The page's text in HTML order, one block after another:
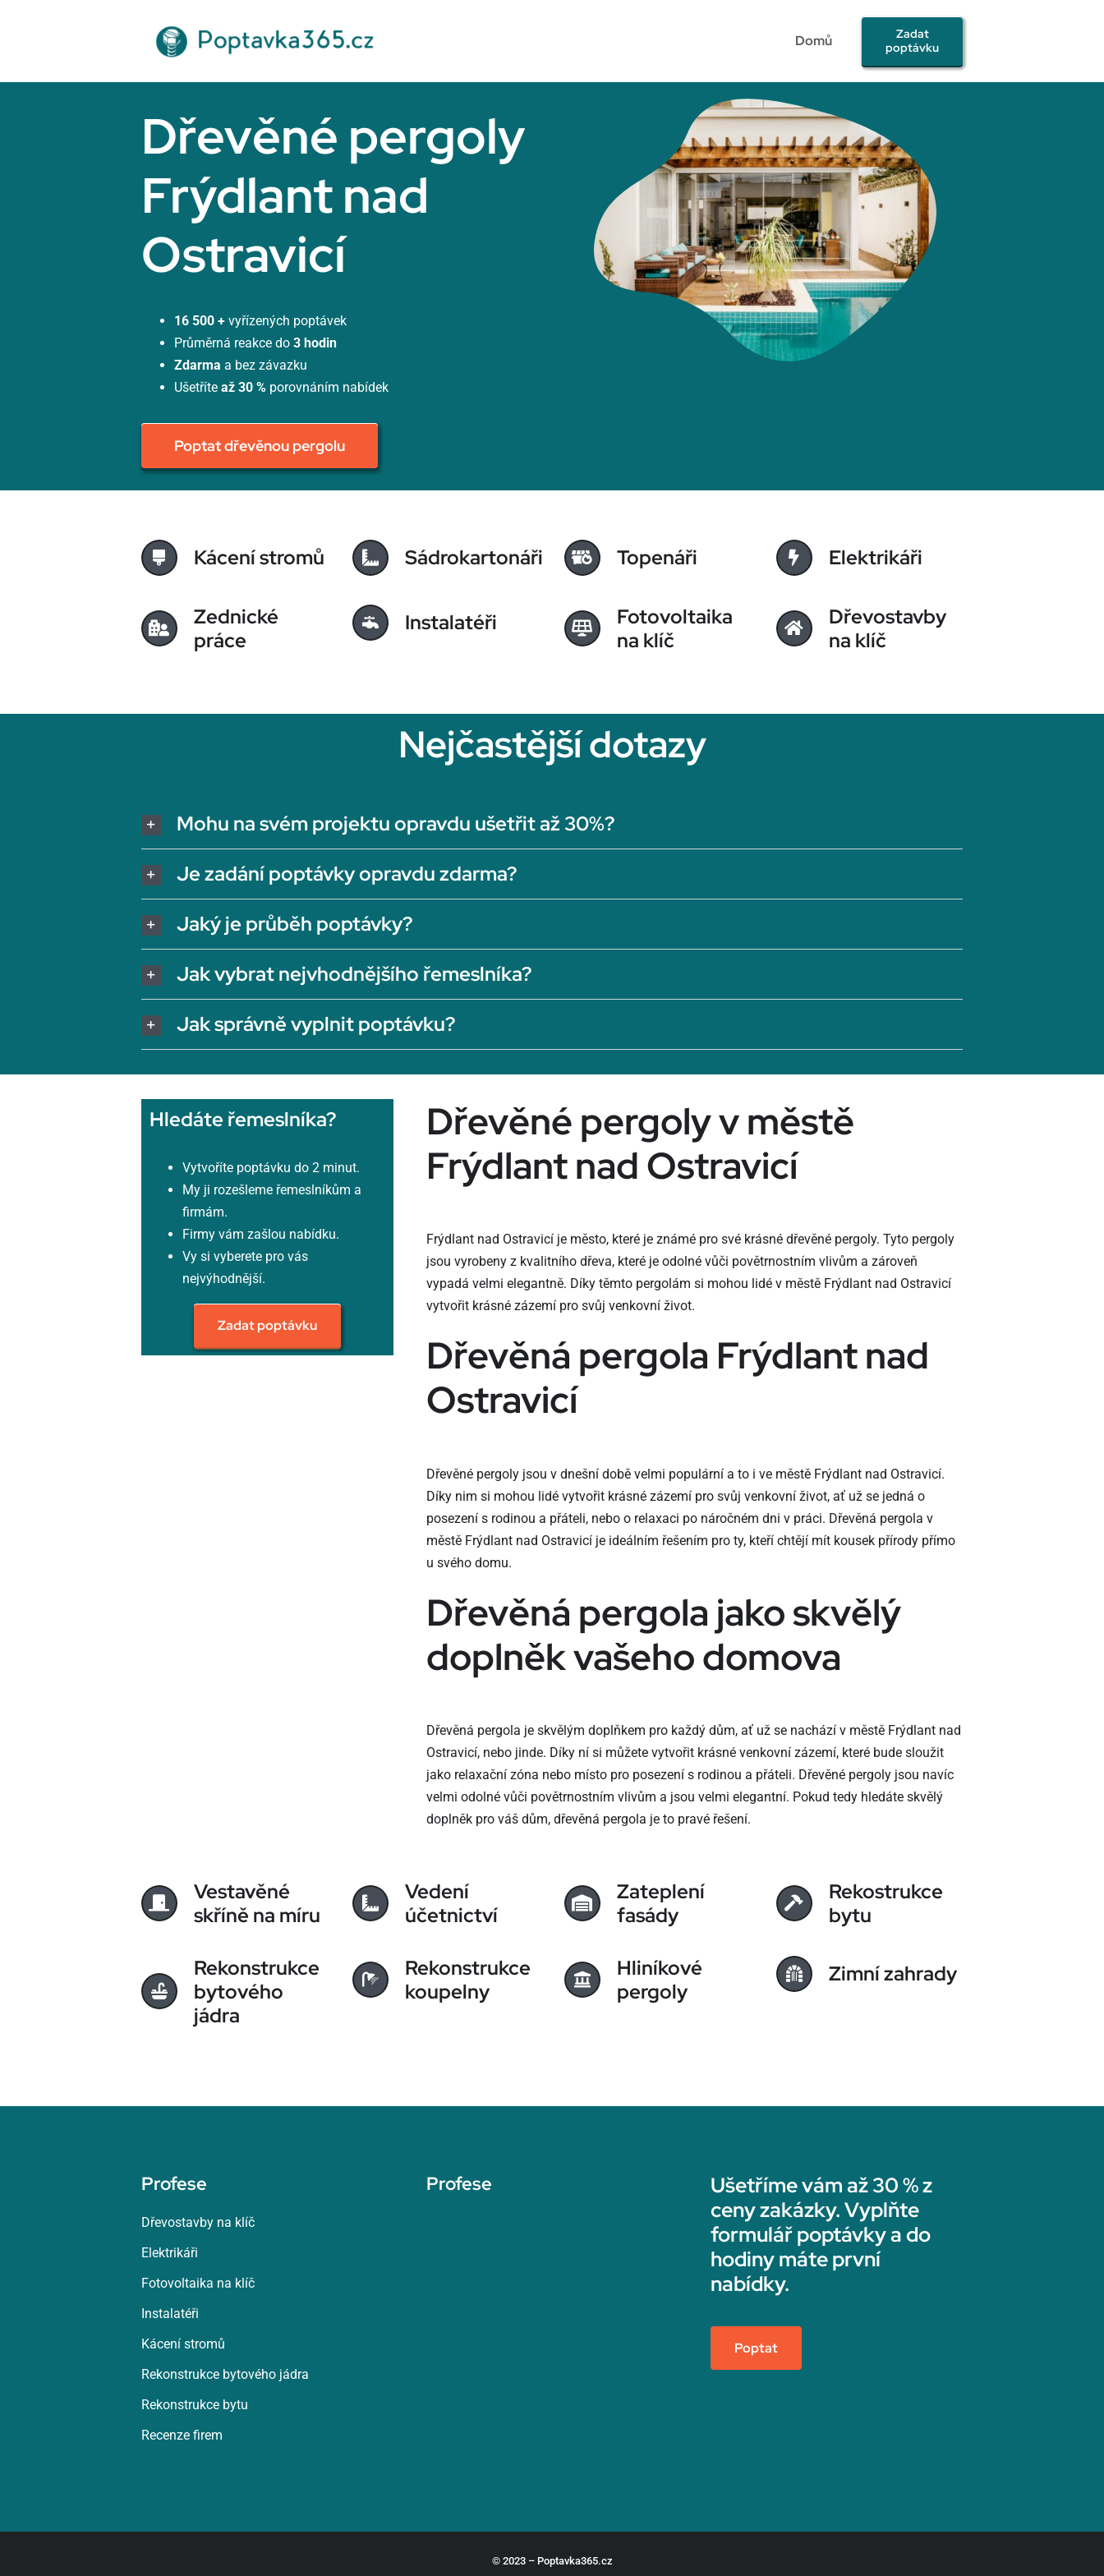
Domů
Zadat
poptávku
Dřevěné pergoly
Frýdlant nad
Ostravicí
16 500 + vyřízených poptávek
Průměrná reakce do 3 hodin
Zdarma a bez závazku
Ušetříte až 30 %porovnáním nabídek
Poptat dřevěnou pergolu
Kácení stromů Sádrokartonáři Topenáři Elektrikáři
Zednické
práce
Instalatéři
Fotovoltaika
na klíč
Dřevostavby
na klíč
Nejčastější dotazy
Mohu na svém projektu opravdu ušetřit až 30%?
Je zadání poptávky opravdu zdarma?
Jaký je průběh poptávky?
Jak vybrat nejvhodnějšího řemeslníka?
Jak správně vyplnit poptávku?
Hledáte řemeslníka?
Vytvoříte poptávku do 2 minut.
My ji rozešleme řemeslníkům a
firmám.
Firmy vám zašlou nabídku.
Vy si vyberete pro vás
nejvýhodnější.
Zadat poptávku
Dřevěné pergoly v městě
Frýdlant nad Ostravicí
Frýdlant nad Ostravicí je město, které je známé pro své krásné dřevěné pergoly. Tyto pergoly
jsou vyrobeny z kvalitního dřeva, které je odolné vůči povětrnostním vlivům a zároveň
vypadá velmi elegantně. Díky těmto pergolám si mohou lidé v městě Frýdlant nad Ostravicí
vytvořit krásné zázemí pro svůj venkovní život.
Dřevěná pergola Frýdlant nad
Ostravicí
Dřevěné pergoly jsou v dnešní době velmi populární a to i ve městě Frýdlant nad Ostravicí.
Díky nim si mohou lidé vytvořit krásné zázemí pro svůj venkovní život, ať už se jedná o
posezení s rodinou a přáteli, nebo o relaxaci po náročném dni v práci. Dřevěná pergola v
městě Frýdlant nad Ostravicí je ideálním řešením pro ty, kteří chtějí mít kousek přírody přímo
u svého domu.
Dřevěná pergola jako skvělý
doplněk vašeho domova
Dřevěná pergola je skvělým doplňkem pro každý dům, ať už se nachází v městě Frýdlant nad
Ostravicí, nebo jinde. Díky ní si můžete vytvořit krásné venkovní zázemí, které bude sloužit
jako relaxační zóna nebo místo pro posezení s rodinou a přáteli. Dřevěné pergoly jsou navíc
velmi odolné vůči povětrnostním vlivům a jsou velmi elegantní. Pokud tedy hledáte skvělý
doplněk pro váš dům, dřevěná pergola je to pravé řešení.
Vestavěné
skříně na míru
Vedení
účetnictví
Zateplení
fasády
Rekostrukce
bytu
Rekonstrukce
bytového
jádra
Rekonstrukce
koupelny
Hliníkové
pergoly
Zimní zahrady
Profese
Dřevostavby na klíč
Elektrikáři
Fotovoltaika na klíč
Instalatéři
Kácení stromů
Rekonstrukce bytového jádra
Rekonstrukce bytu
Recenze firem
Profese
Ušetříme vám až 30 % z
ceny zakázky. Vyplňte
formulář poptávky a do
hodiny máte první
nabídky.
Poptat
© 2023 – Poptavka365.cz